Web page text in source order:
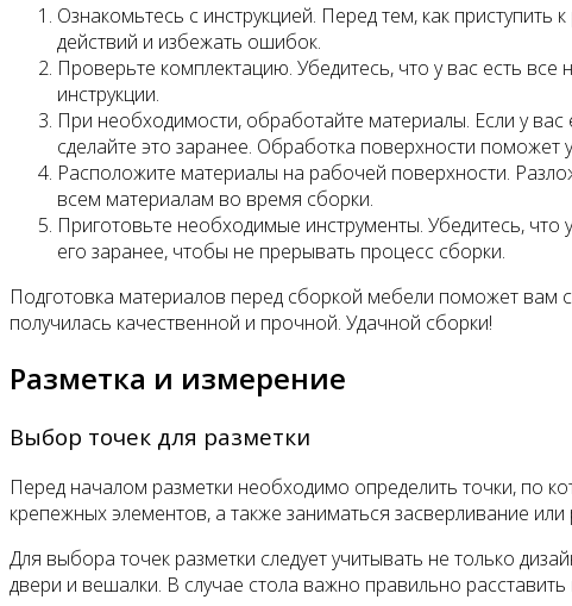
Ознакомьтесь с инструкцией. Перед тем, как
действий и избежать ошибок.
Проверьте комплектацию. Убедитесь, что у вас есть
инструкции.
При необходимости, обработайте материалы. Если у
сделайте это заранее. Обработка поверхности поможет
Расположите материалы на рабочей поверхности.
всем материалам во время сборки.
Приготовьте необходимые инструменты. Убедитесь, что
его заранее, чтобы не прерывать процесс сборки.
Подготовка материалов перед сборкой мебели поможет вам
получилась качественной и прочной. Удачной сборки!
Разметка и измерение
Выбор точек для разметки
Перед началом разметки необходимо определить точки, по
крепежных элементов, а также заниматься засверливание
Для выбора точек разметки следует учитывать не только
двери и вешалки. В случае стола важно правильно